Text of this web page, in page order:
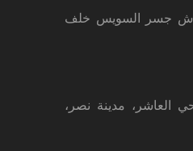
ش جسر السويس خلف
العاشر، مدينة نصر،